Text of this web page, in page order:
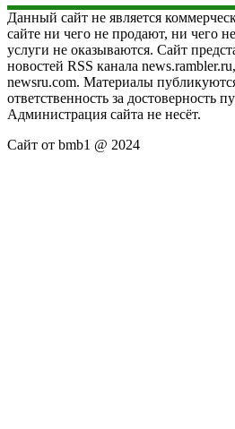
Данный сайт не является
сайте ни чего не продают, ни чего
услуги не оказываются. Сайт
новостей RSS канала
newsru.com. Материалы
ответственность за достоверность
Администрация сайта не несёт.
Сайт от bmb1 @ 2024